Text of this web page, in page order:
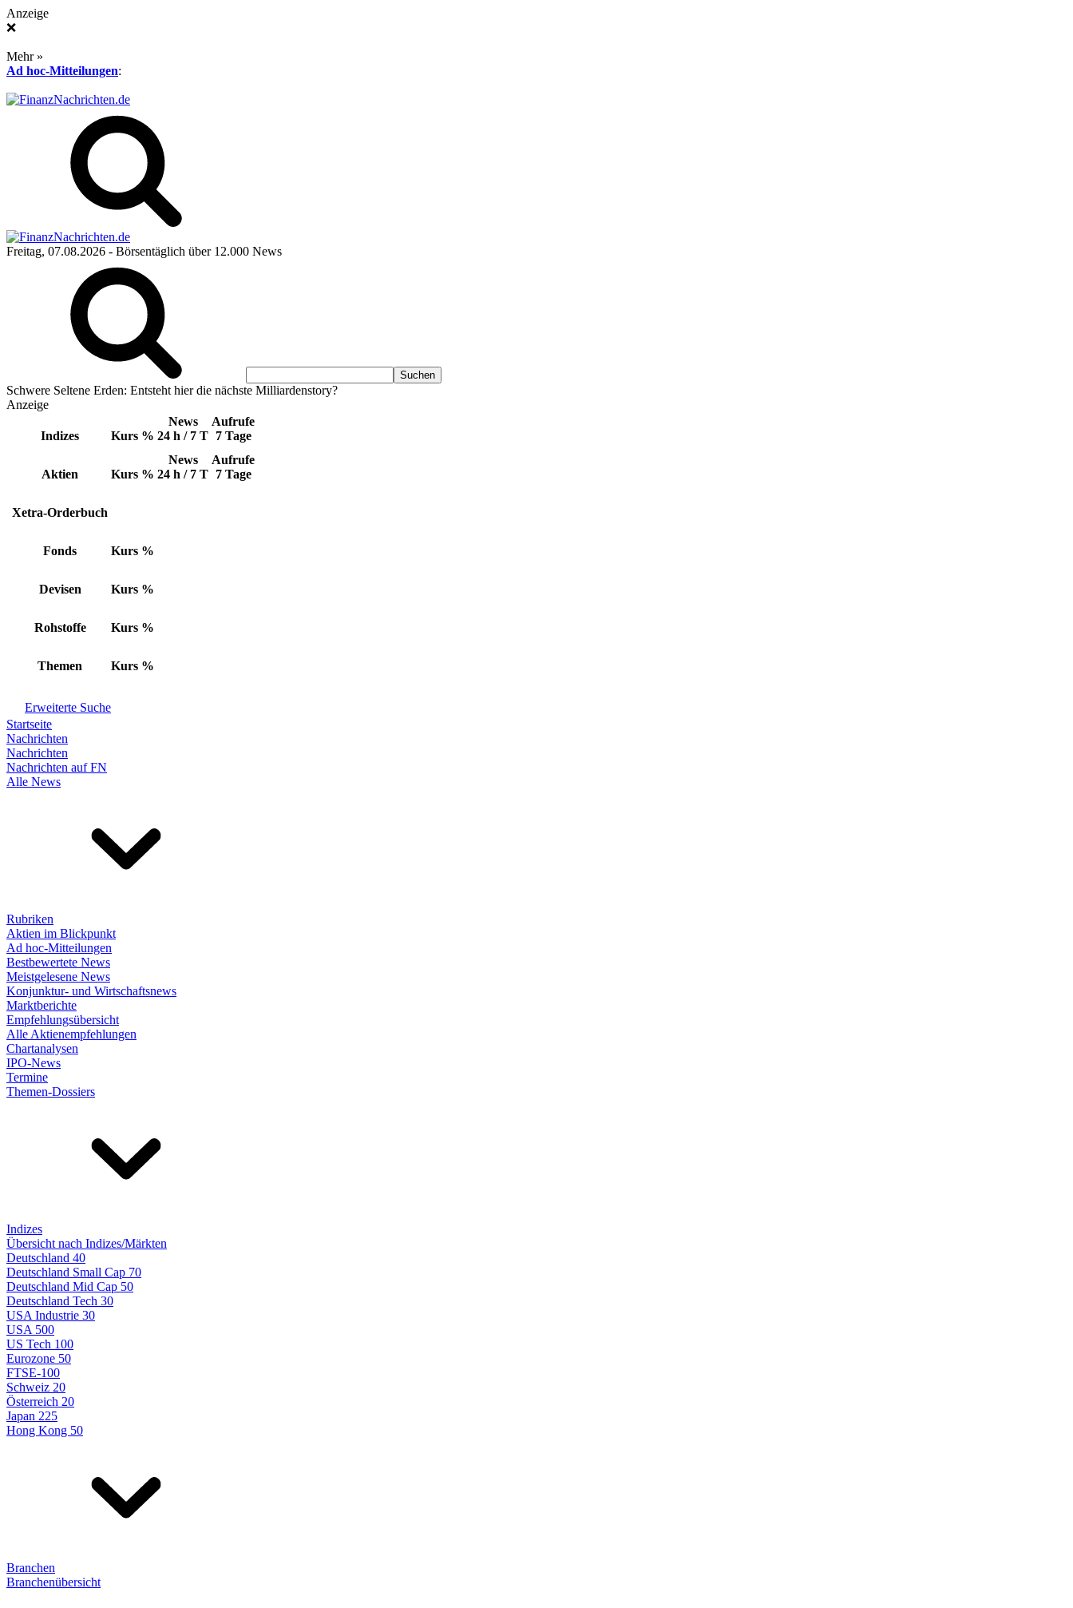
Anzeige
❌
Mehr »
Ad hoc-Mitteilungen:
Freitag, 07.08.2026 - Börsentäglich über 12.000 News
Schwere Seltene Erden: Entsteht hier die nächste Milliardenstory?
Anzeige
Indizes Kurs %
News
24 h / 7 T
Aufrufe
7 Tage
Aktien Kurs %
News
24 h / 7 T
Aufrufe
7 Tage
Xetra-Orderbuch
Fonds Kurs %
Devisen Kurs %
Rohstoffe Kurs %
Themen Kurs %
Erweiterte Suche
Startseite
Nachrichten
Nachrichten
Nachrichten auf FN
Alle News
Rubriken
Aktien im Blickpunkt
Ad hoc-Mitteilungen
Bestbewertete News
Meistgelesene News
Konjunktur- und Wirtschaftsnews
Marktberichte
Empfehlungsübersicht
Alle Aktienempfehlungen
Chartanalysen
IPO-News
Termine
Themen-Dossiers
Indizes
Übersicht nach Indizes/Märkten
Deutschland 40
Deutschland Small Cap 70
Deutschland Mid Cap 50
Deutschland Tech 30
USA Industrie 30
USA 500
US Tech 100
Eurozone 50
FTSE-100
Schweiz 20
Österreich 20
Japan 225
Hong Kong 50
Branchen
Branchenübersicht